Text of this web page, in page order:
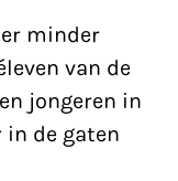
minder
van de
jongeren in
in de gaten